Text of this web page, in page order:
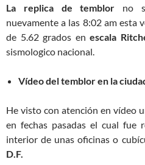
La replica de temblor no
nuevamente a las 8:02 am esta
de 5.62 grados enescala
sismologico nacional.
Vídeo del temblor en la
He visto con atención en vídeo
en fechas pasadas el cual fue
interior de unas oficinas o
D.F.